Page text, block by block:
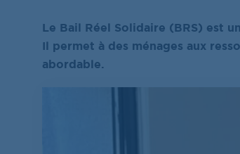
Le Bail Réel Solidaire (BRS) est
Il permet à des ménages aux
abordable.